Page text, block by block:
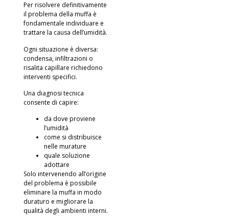
Per risolvere definitivamente
il problema della muffa è
fondamentale individuare e
trattare la causa dell’umidità.
Ogni situazione è diversa:
condensa, infiltrazioni o
risalita capillare richiedono
interventi specifici.
Una diagnosi tecnica
consente di capire:
da dove proviene
l’umidità
come si distribuisce
nelle murature
quale soluzione
adottare
Solo intervenendo all’origine
del problema è possibile
eliminare la muffa in modo
duraturo e migliorare la
qualità degli ambienti interni.